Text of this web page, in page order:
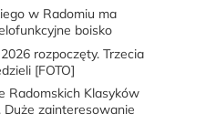
w Radomiu ma
boisko
rozpoczęty. Trzecia
[FOTO]
Radomskich Klasyków
Duże zainteresowanie